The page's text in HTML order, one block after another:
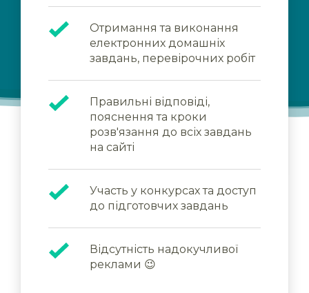
Отримання та виконання
електронних домашніх
завдань, перевірочних робіт
Правильні відповіді,
пояснення та кроки
розв'язання до всіх завдань
на сайті
Участь у конкурсах та доступ
до підготовчих завдань
Відсутність надокучливої
реклами 😉